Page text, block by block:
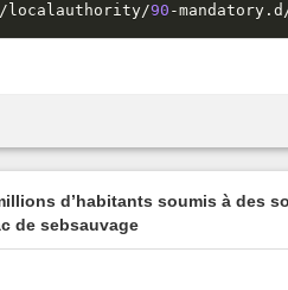
/ localauthority/90 -mandatory .d
d’habitants soumis à des
de sebsauvage